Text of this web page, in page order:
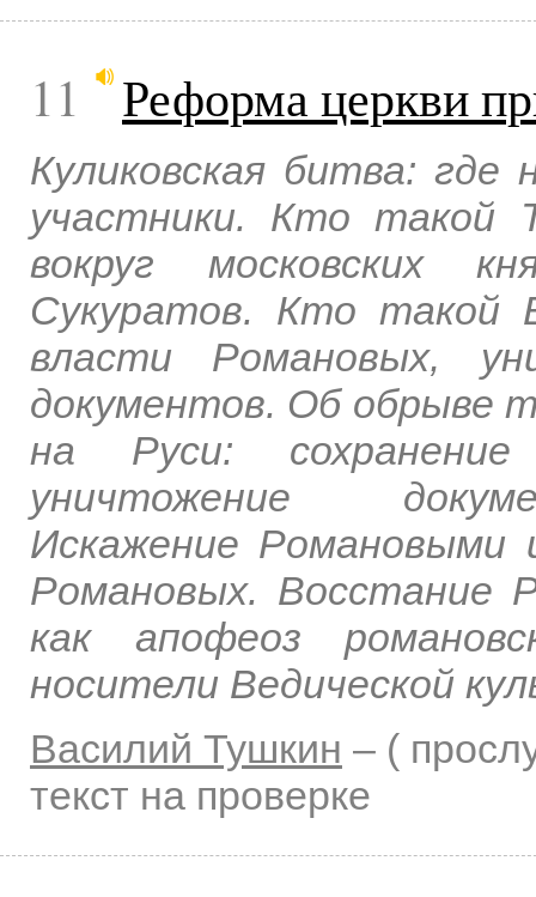
11 Реформа церкви
Куликовская битва:
участники. Кто такой
вокруг московских
Сукуратов. Кто такой
власти Романовых,
документов. Об обрыве
на Руси:
уничтожение
Искажение Романовыми
Романовых. Восстание
как апофеоз
носители Ведической
Василий Тушкин – (
текст на проверке